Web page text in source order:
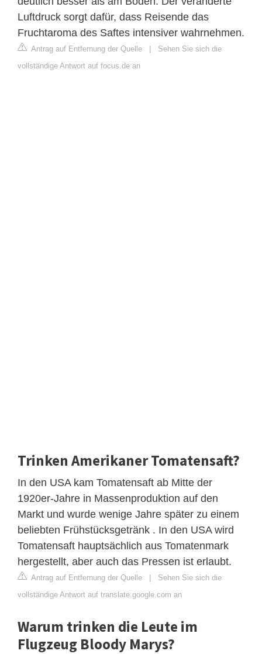
Luftdruck sorgt dafür, dass Reisende das
Fruchtaroma des Saftes intensiver wahrnehmen.
Antrag auf Entfernung der Quelle | Sehen Sie sich die
vollständige Antwort auf focus.de an
Trinken Amerikaner Tomatensaft?
In den USA kam Tomatensaft ab Mitte der
1920er-Jahre in Massenproduktion auf den
Markt und wurde wenige Jahre später zu einem
beliebten Frühstücksgetränk . In den USA wird
Tomatensaft hauptsächlich aus Tomatenmark
hergestellt, aber auch das Pressen ist erlaubt.
Antrag auf Entfernung der Quelle | Sehen Sie sich die
vollständige Antwort auf translate.google.com an
Warum trinken die Leute im
Flugzeug Bloody Marys?